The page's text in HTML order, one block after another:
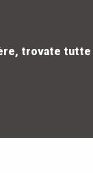
trovate